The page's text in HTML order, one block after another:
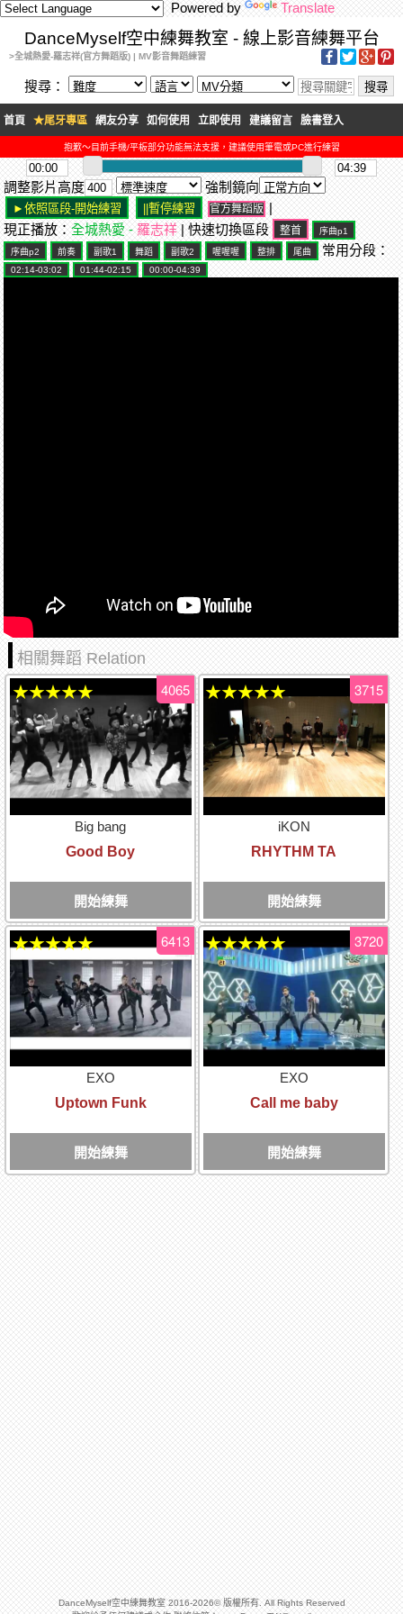
Powered by Translate
DanceMyself空中練舞教室 - 線上影音練舞平台
>全城熱愛-羅志祥(官方舞蹈版) | MV影音舞蹈練習
搜尋：
首頁 ★尾牙專區 網友分享 如何使用 立即使用 建議留言 臉書登入
抱歉～目前手機/平板部分功能無法支援，建議使用筆電或PC進行練習
調整影片高度 強制鏡向
官方舞蹈版 |
現正播放：全城熱愛 - 羅志祥 | 快速切換區段
常用分段：
相關舞蹈 Relation
Big bang
Good Boy
開始練舞
4065
★★★★★
iKON
RHYTHM TA
開始練舞
3715
★★★★★
EXO
Uptown Funk
開始練舞
6413
★★★★★
EXO
Call me baby
開始練舞
3720
★★★★★
DanceMyself空中練舞教室 2016-2026© 版權所有. All Rights Reserved